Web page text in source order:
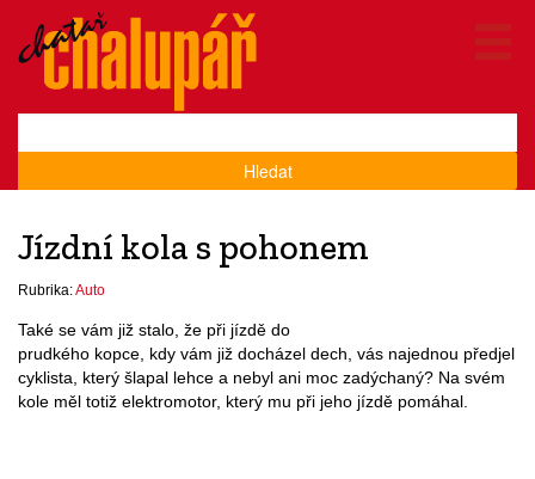
Hledat
Jízdní kola s pohonem
Rubrika:Auto
Také se vám již stalo, že při jízdě do
prudkého kopce, kdy vám již docházel dech, vás najednou předjel
cyklista, který šlapal lehce a nebyl ani moc zadýchaný? Na svém
kole měl totiž elektromotor, který mu při jeho jízdě pomáhal.